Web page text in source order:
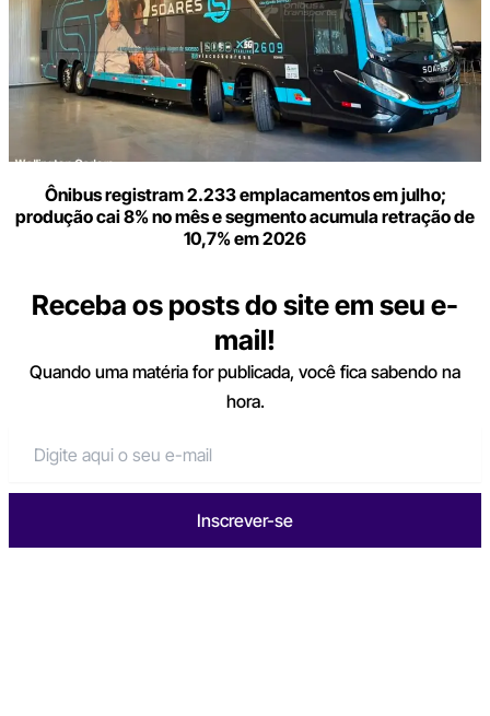
Ônibus registram 2.233 emplacamentos em julho;
produção cai 8% no mês e segmento acumula retração de
10,7% em 2026
Receba os posts do site em seu e-
mail!
Quando uma matéria for publicada, você fica sabendo na
hora.
Inscrever-se